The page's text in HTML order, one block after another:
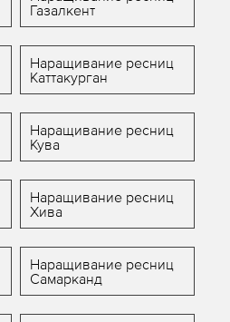
Газалкент
Наращивание ресниц
Каттакурган
Наращивание ресниц
Кува
Наращивание ресниц
Хива
Наращивание ресниц
Самарканд